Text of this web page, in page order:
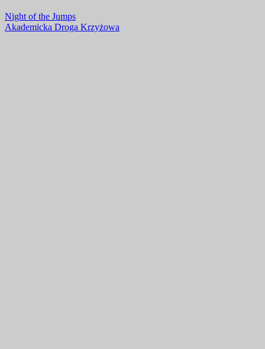
Nawigacja
wpisu
Night of the Jumps
Akademicka Droga Krzyżowa